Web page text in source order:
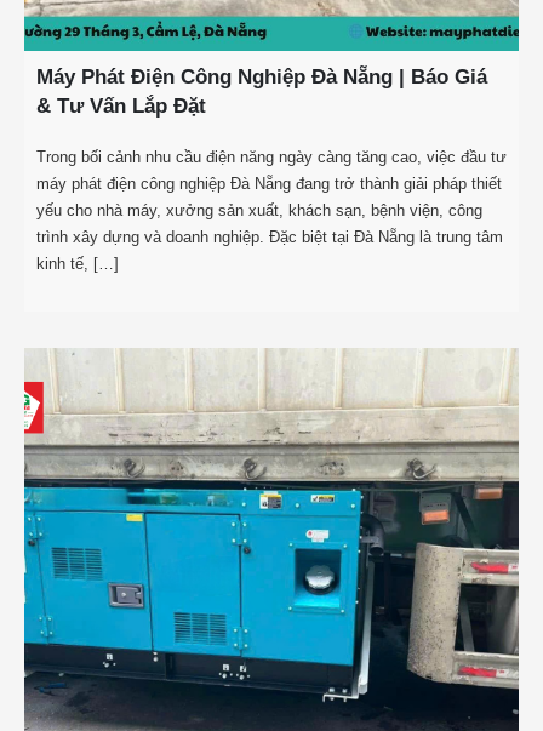
Máy Phát Điện Công Nghiệp Đà Nẵng | Báo Giá
& Tư Vấn Lắp Đặt
Trong bối cảnh nhu cầu điện năng ngày càng tăng cao, việc đầu tư
máy phát điện công nghiệp Đà Nẵng đang trở thành giải pháp thiết
yếu cho nhà máy, xưởng sản xuất, khách sạn, bệnh viện, công
trình xây dựng và doanh nghiệp. Đặc biệt tại Đà Nẵng là trung tâm
kinh tế, […]